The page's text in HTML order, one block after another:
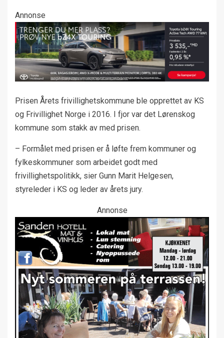
Annonse
Prisen Årets frivillighetskommune ble opprettet av KS
og Frivillighet Norge i 2016. I fjor var det Lørenskog
kommune som stakk av med prisen.
– Formålet med prisen er å løfte frem kommuner og
fylkeskommuner som arbeidet godt med
frivillighetspolitikk, sier Gunn Marit Helgesen,
styreleder i KS og leder av årets jury.
Annonse